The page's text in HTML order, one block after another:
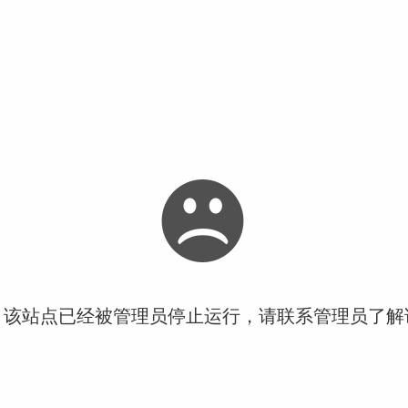
站点已经被管理员停止运行，请联系管理员了